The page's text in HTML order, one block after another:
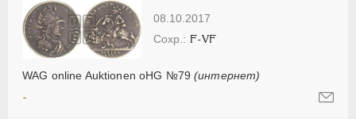
08.10.2017
WAG online Auktionen oHG №79(интернет)
F-VF
-